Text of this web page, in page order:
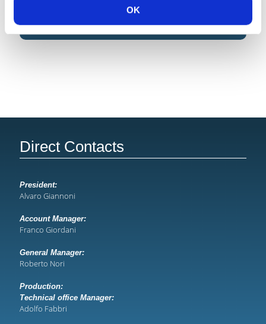
OK
Direct Contacts
President:
Alvaro Giannoni
Account Manager:
Franco Giordani
General Manager:
Roberto Nori
Production:
Technical office Manager:
Adolfo Fabbri